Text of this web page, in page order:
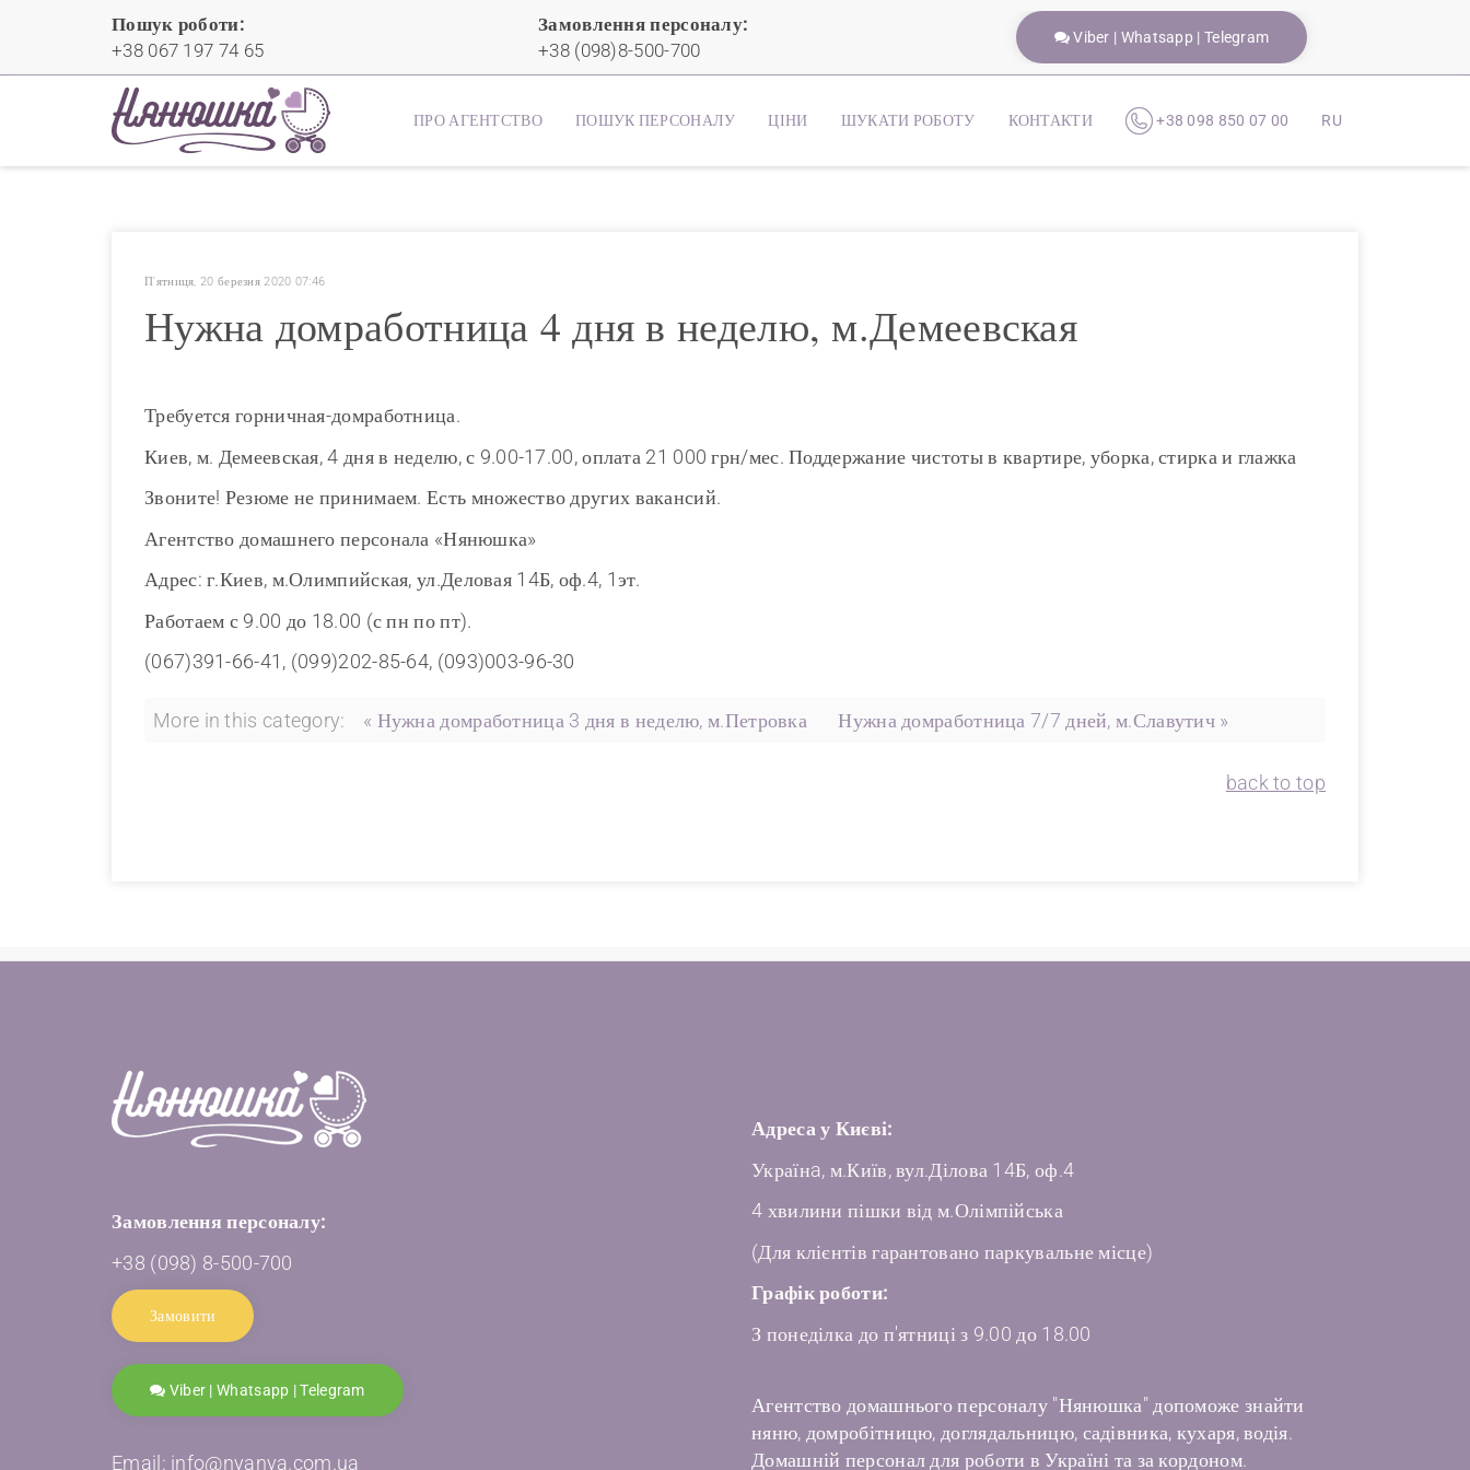
Пошук роботи:
+38 067 197 74 65
Замовлення персоналу:
+38 (098)8-500-700
Viber | Whatsapp | Telegram
ПРО АГЕНТСТВО ПОШУК ПЕРСОНАЛУ ЦІНИ ШУКАТИ РОБОТУ КОНТАКТИ +38 098 850 07 00 RU
П'ятниця, 20 березня 2020 07:46
Нужна домработница 4 дня в неделю, м.Демеевская
Требуется горничная-домработница.
Киев, м. Демеевская, 4 дня в неделю, с 9.00-17.00, оплата 21 000 грн/мес. Поддержание чистоты в квартире, уборка, стирка и глажка
Звоните! Резюме не принимаем. Есть множество других вакансий.
Агентство домашнего персонала «Нянюшка»
Адрес: г.Киев, м.Олимпийская, ул.Деловая 14Б, оф.4, 1эт.
Работаем с 9.00 до 18.00 (с пн по пт).
(067)391-66-41, (099)202-85-64, (093)003-96-30
More in this category: « Нужна домработница 3 дня в неделю, м.Петровка Нужна домработница 7/7 дней, м.Славутич »
back to top
Замовлення персоналу:
+38 (098) 8-500-700
Замовити
Viber | Whatsapp | Telegram
Email: info@nyanya.com.ua
Адреса у Києві:
Українa, м.Київ, вул.Ділова 14Б, оф.4
4 хвилини пішки від м.Олімпійська
(Для клієнтів гарантовано паркувальне місце)
Графік роботи:
З понеділка до п'ятниці з 9.00 до 18.00
Агентство домашнього персоналу "Нянюшка" допоможе знайти
няню, домробітницю, доглядальницю, садівника, кухаря, водія.
Домашній персонал для роботи в Україні та за кордоном.